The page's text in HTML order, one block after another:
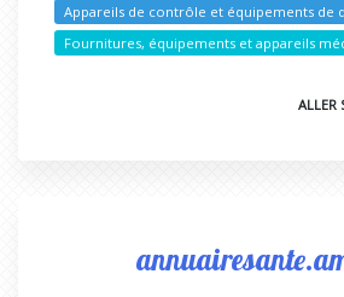
Appareils de contrôle et équipements de
Fournitures, équipements et appareils
ALLER